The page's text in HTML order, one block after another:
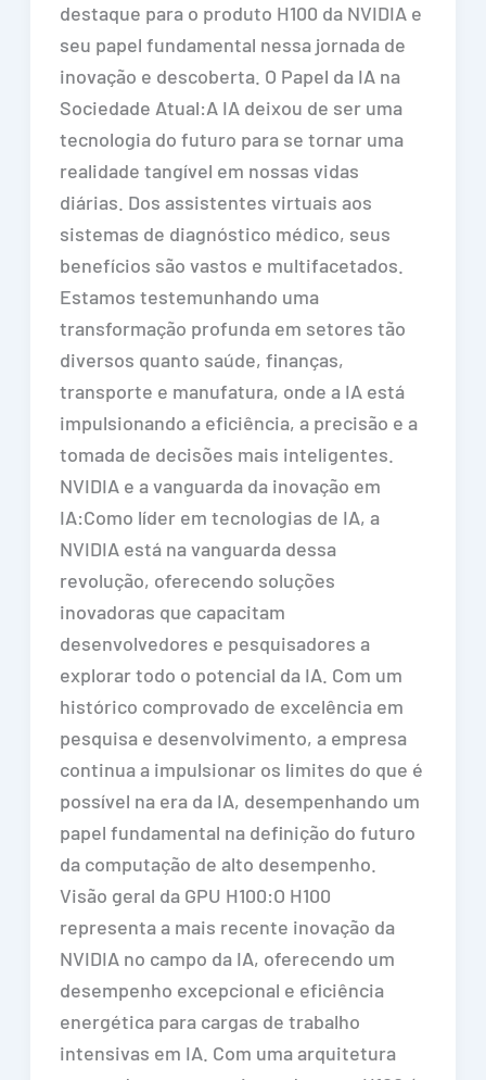
destaque para o produto H100 da NVIDIA e
seu papel fundamental nessa jornada de
inovação e descoberta. O Papel da IA na
Sociedade Atual:A IA deixou de ser uma
tecnologia do futuro para se tornar uma
realidade tangível em nossas vidas
diárias. Dos assistentes virtuais aos
sistemas de diagnóstico médico, seus
benefícios são vastos e multifacetados.
Estamos testemunhando uma
transformação profunda em setores tão
diversos quanto saúde, finanças,
transporte e manufatura, onde a IA está
impulsionando a eficiência, a precisão e a
tomada de decisões mais inteligentes.
NVIDIA e a vanguarda da inovação em
IA:Como líder em tecnologias de IA, a
NVIDIA está na vanguarda dessa
revolução, oferecendo soluções
inovadoras que capacitam
desenvolvedores e pesquisadores a
explorar todo o potencial da IA. Com um
histórico comprovado de excelência em
pesquisa e desenvolvimento, a empresa
continua a impulsionar os limites do que é
possível na era da IA, desempenhando um
papel fundamental na definição do futuro
da computação de alto desempenho.
Visão geral da GPU H100:O H100
representa a mais recente inovação da
NVIDIA no campo da IA, oferecendo um
desempenho excepcional e eficiência
energética para cargas de trabalho
intensivas em IA. Com uma arquitetura